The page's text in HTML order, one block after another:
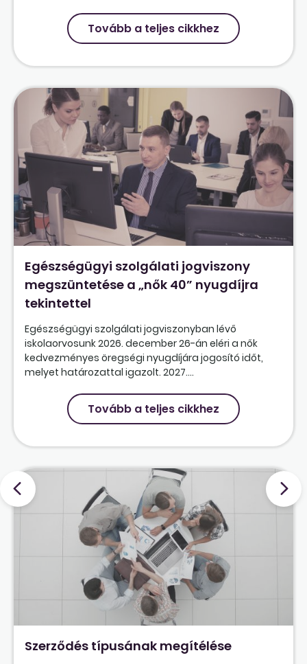
Tovább a teljes cikkhez
Egészségügyi szolgálati jogviszony
megszüntetése a „nők 40” nyugdíjra
tekintettel
Egészségügyi szolgálati jogviszonyban lévő
iskolaorvosunk 2026. december 26-án eléri a nők
kedvezményes öregségi nyugdíjára jogosító időt,
melyet határozattal igazolt. 2027....
Tovább a teljes cikkhez
Szerződés típusának megítélése